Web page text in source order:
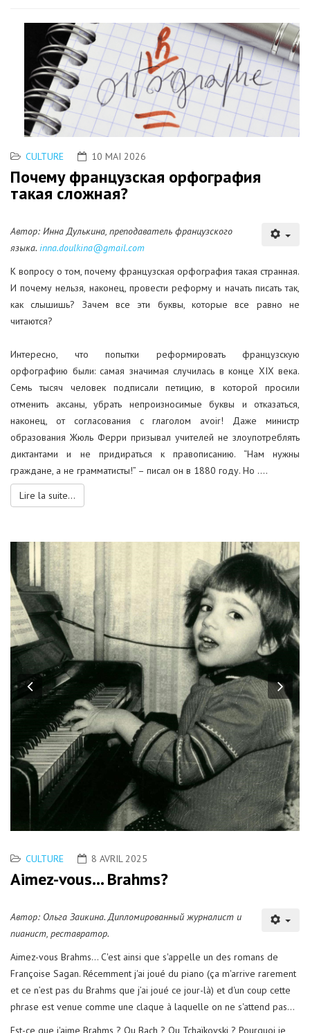
CULTURE 10 MAI 2026
Почему французская орфография
такая сложная?
Автор: Инна Дулькина, преподаватель французского
языка. inna.doulkina@gmail.com
К вопросу о том, почему французская орфография такая странная.
И почему нельзя, наконец, провести реформу и начать писать так,
как слышишь? Зачем все эти буквы, которые все равно не
читаются?
Интересно, что попытки реформировать французскую
орфографию были: самая значимая случилась в конце XIX века.
Семь тысяч человек подписали петицию, в которой просили
отменить аксаны, убрать непроизносимые буквы и отказаться,
наконец, от согласования с глаголом avoir! Даже министр
образования Жюль Ферри призывал учителей не злоупотреблять
диктантами и не придираться к правописанию. “Нам нужны
граждане, а не грамматисты!” – писал он в 1880 году. Но ....
Lire la suite...
Previous
CULTURE 8 AVRIL 2025
Aimez-vous... Brahms?
Автор: Ольга Заикина. Дипломированный журналист и
пианист, реставратор.
Aimez-vous Brahms... C'est ainsi que s'appelle un des romans de
Françoise Sagan. Récemment j'ai joué du piano (ça m'arrive rarement
et ce n’est pas du Brahms que j’ai joué ce jour-là) et d'un coup cette
phrase est venue comme une claque à laquelle on ne s'attend pas...
Est-ce que j'aime Brahms ? Ou Bach ? Ou Tchaïkovski ? Pourquoi je